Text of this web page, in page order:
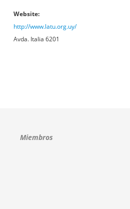
Website
http://www.latu.org.uy/
Avda. Italia 6201
Miembros